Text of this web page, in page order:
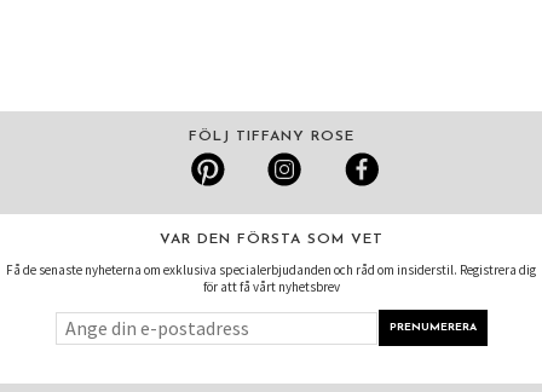
FÖLJ TIFFANY ROSE
VAR DEN FÖRSTA SOM VET
Få de senaste nyheterna om exklusiva specialerbjudanden och råd om insiderstil. Registrera dig
för att få vårt nyhetsbrev